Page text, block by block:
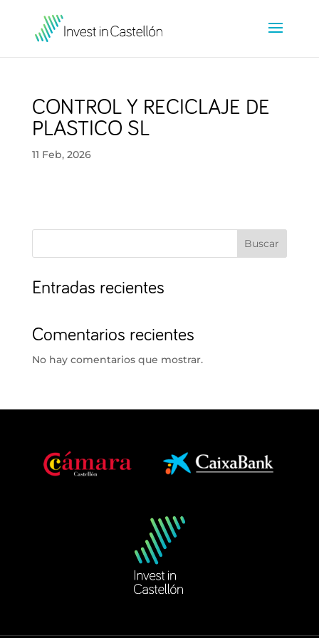
CONTROL Y RECICLAJE DE
PLASTICO SL
11 Feb, 2026
Buscar
Entradas recientes
Comentarios recientes
No hay comentarios que mostrar.